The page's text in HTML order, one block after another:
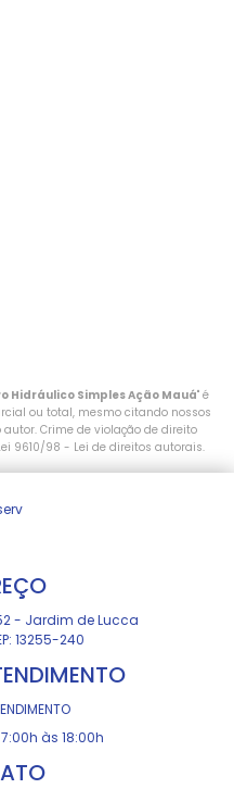
Hidráulico Simples Ação Mauá" é
ou total, mesmo citando nossos
Crime de violação de direito
9610/98 - Lei de direitos autorais.
- Jardim de Lucca
13255-240
às 18:00h